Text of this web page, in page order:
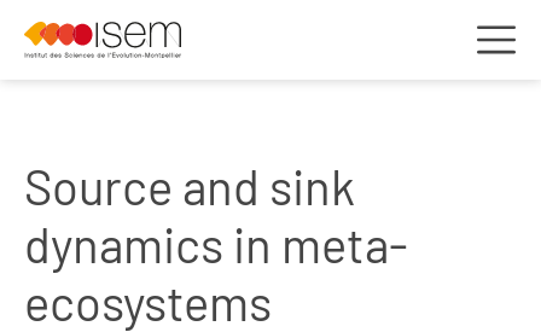
Source and sink
dynamics in meta-
ecosystems